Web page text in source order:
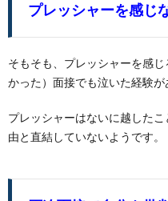
プレッシャーを感じ
そもそも、プレッシャーを感
かった）面接でも泣いた経験が
プレッシャーはないに越した
由と直結していないようです。